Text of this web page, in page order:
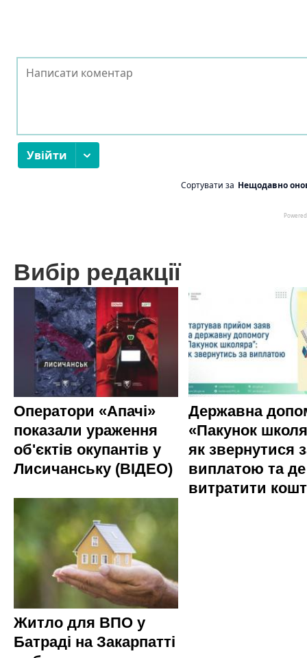
Вибір редакції
Оператори «Апачі»
показали ураження
об'єктів окупантів у
Лисичанську (ВІДЕО)
Державна
«Пакунок
як звернутися
виплатою та де
витратити
Житло для ВПО у
Батраді на Закарпатті